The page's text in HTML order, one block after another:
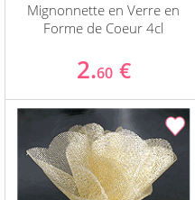
Mignonnette en Verre en
Forme de Coeur 4cl
2.60 €